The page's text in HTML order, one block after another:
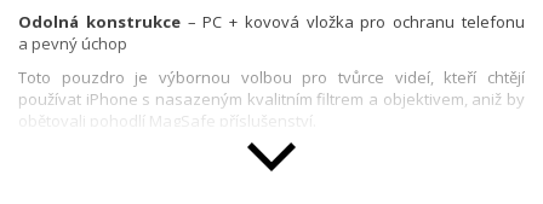
Odolná konstrukce– PC + kovová vložka pro ochranu telefonu
a pevný úchop
Toto pouzdro je výbornou volbou pro tvůrce videí, kteří chtějí
používat iPhone s nasazeným kvalitním filtrem a objektivem, aniž by
obětovali pohodlí MagSafe příslušenství.